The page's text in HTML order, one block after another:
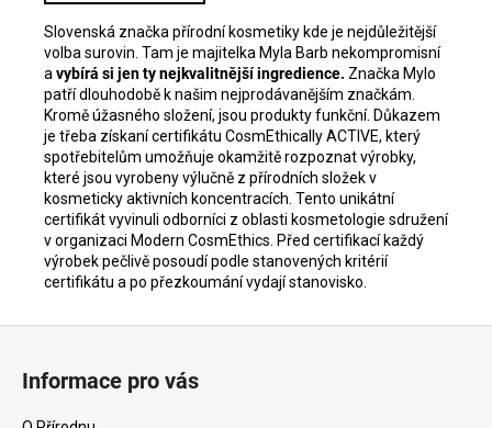
Slovenská značka přírodní kosmetiky kde je nejdůležitější
volba surovin. Tam je majitelka Myla Barb nekompromisní
a vybírá si jen ty nejkvalitnější ingredience. Značka Mylo
patří dlouhodobě k našim nejprodávanějším značkám.
Kromě úžasného složení, jsou produkty funkční. Důkazem
je třeba získaní certifikátu CosmEthically ACTIVE, který
spotřebitelům umožňuje okamžitě rozpoznat výrobky,
které jsou vyrobeny výlučně z přírodních složek v
kosmeticky aktivních koncentracích. Tento unikátní
certifikát vyvinuli odborníci z oblasti kosmetologie sdružení
v organizaci Modern CosmEthics. Před certifikací každý
výrobek pečlivě posoudí podle stanovených kritérií
certifikátu a po přezkoumání vydají stanovisko.
Informace pro vás